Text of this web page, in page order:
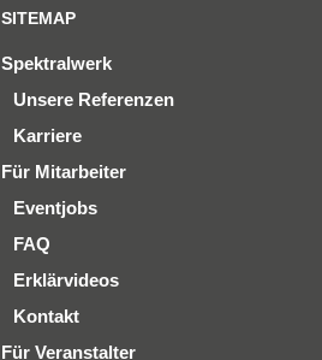
SITEMAP
Spektralwerk
Unsere Referenzen
Karriere
Für Mitarbeiter
Eventjobs
FAQ
Erklärvideos
Kontakt
Für Veranstalter